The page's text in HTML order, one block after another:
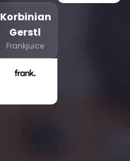
Korbinian
Gerstl
Frankjuice